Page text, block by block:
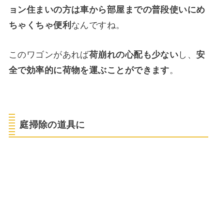
ョン住まいの方は車から部屋までの普段使いにめ
ちゃくちゃ便利 なんですね。
このワゴンがあれば荷崩れの心配も少ない し、安
全で効率的に荷物を運ぶことができます。
庭掃除の道具に